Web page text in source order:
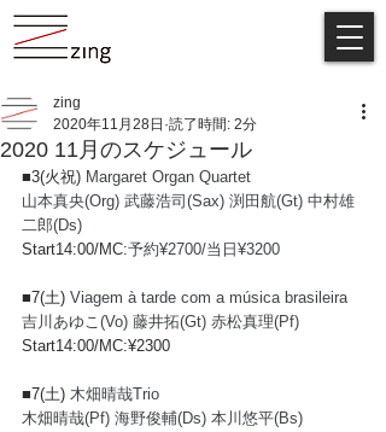
2020 11月のスケジュール
zing
2020年11月28日 読了時間: 2分
■3(火祝) Margaret Organ Quartet
山本真央(Org) 武藤浩司(Sax) 渕田航(Gt) 中村雄
二郎(Ds)
Start14:00/MC:予約¥2700/当日¥3200
■7(土) Viagem à tarde com a música brasileira
吉川あゆこ(Vo) 藤井拓(Gt) 赤松真理(Pf)
Start14:00/MC:¥2300
■7(土) 木畑晴哉Trio
木畑晴哉(Pf) 海野俊輔(Ds) 本川悠平(Bs)